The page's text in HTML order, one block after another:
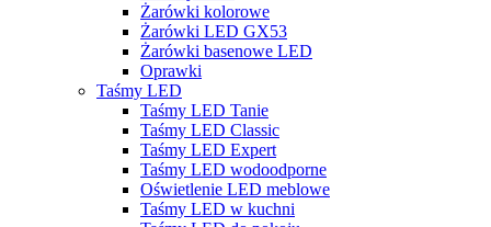
Żarówki kolorowe
Żarówki LED GX53
Żarówki basenowe LED
Oprawki
Taśmy LED
Taśmy LED Tanie
Taśmy LED Classic
Taśmy LED Expert
Taśmy LED wodoodporne
Oświetlenie LED meblowe
Taśmy LED w kuchni